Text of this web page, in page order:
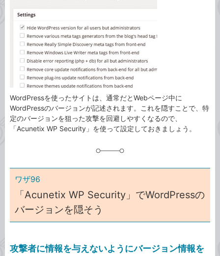
ゴ
リ
グ
WordPressを使ったサイトは、通常だとWebページ中に
WordPressのバージョンが記述されます。これを隠すことで、特
定のバージョンを狙った攻撃を回避しやすくなるので、
「Acunetix WP Security」を使って設定しておきましょう。
ワザ96
「Acunetix WP Security」でWordPressの
バージョンを隠そう
攻撃者に情報を与えないようにバージョン情報を